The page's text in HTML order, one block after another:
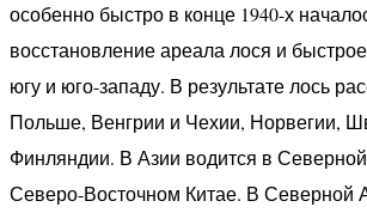
особенно быстро в конце 1940-х
восстановление ареала лося и
югу и юго-западу. В результате лось
Польше, Венгрии и Чехии, Норвегии,
Финляндии. В Азии водится в
Северо-Восточном Китае. В Северной